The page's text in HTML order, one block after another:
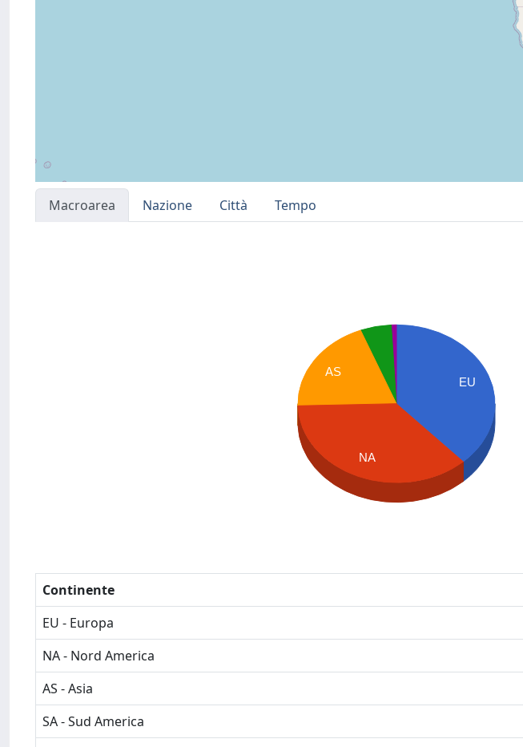
Macroarea Nazione Città
Tempo
EU
AS
NA
Continente
EU - Europa
NA - Nord America
AS - Asia
SA - Sud America